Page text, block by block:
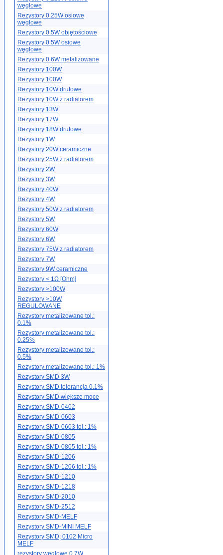
węglowe
Rezystory 0.25W osiowe
węglowe
Rezystory 0.5W objętościowe
Rezystory 0.5W osiowe
węglowe
Rezystory 0.6W metalizowane
Rezystory 100W
Rezystory 100W
Rezystory 10W drutowe
Rezystory 10W z radiatorem
Rezystory 13W
Rezystory 17W
Rezystory 18W drutowe
Rezystory 1W
Rezystory 20W ceramiczne
Rezystory 25W z radiatorem
Rezystory 2W
Rezystory 3W
Rezystory 40W
Rezystory 4W
Rezystory 50W z radiatorem
Rezystory 5W
Rezystory 60W
Rezystory 6W
Rezystory 75W z radiatorem
Rezystory 7W
Rezystory 9W ceramiczne
Rezystory < 1Ω [Ohm]
Rezystory >100W
Rezystory >10W
REGULOWANE
Rezystory metalizowane tol.:
0.1%
Rezystory metalizowane tol.:
0.25%
Rezystory metalizowane tol.:
0.5%
Rezystory metalizowane tol.: 1%
Rezystory SMD 3W
Rezystory SMD tolerancja 0.1%
Rezystory SMD większe moce
Rezystory SMD-0402
Rezystory SMD-0603
Rezystory SMD-0603 tol.: 1%
Rezystory SMD-0805
Rezystory SMD-0805 tol.: 1%
Rezystory SMD-1206
Rezystory SMD-1206 tol.: 1%
Rezystory SMD-1210
Rezystory SMD-1218
Rezystory SMD-2010
Rezystory SMD-2512
Rezystory SMD-MELF
Rezystory SMD-MINI MELF
Rezystory SMD; 0102 Micro
MELF
rezystory węglowe 0.7W